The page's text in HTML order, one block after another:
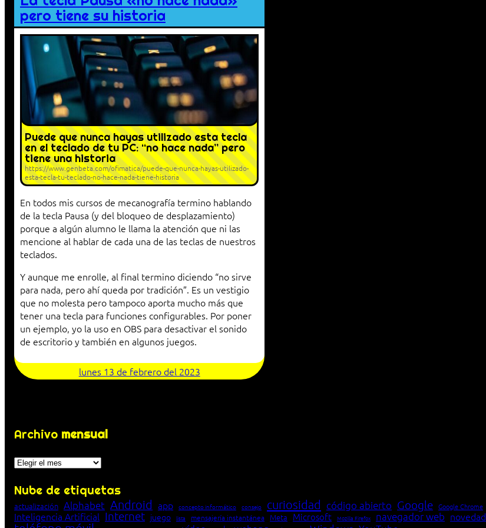
pero tiene su historia
Puede que nunca hayas utilizado esta tecla
en el teclado de tu PC: “no hace nada” pero
tiene una historia
https://www.genbeta.com/ofimatica/puede-que-nunca-hayas-utilizado-
esta-tecla-tu-teclado-no-hace-nada-tiene-historia
En todos mis cursos de mecanografía termino hablando
de la tecla Pausa (y del bloqueo de desplazamiento)
porque a algún alumno le llama la atención que ni las
mencione al hablar de cada una de las teclas de nuestros
teclados.
Y aunque me enrolle, al final termino diciendo “no sirve
para nada, pero ahí queda por tradición”. Es un vestigio
que no molesta pero tampoco aporta mucho más que
tener una tecla para funciones configurables. Por poner
un ejemplo, yo la uso en OBS para desactivar el sonido
de escritorio y también en algunos juegos.
lunes 13 de febrero del 2023
Archivo mensual
Archivos
Nube de etiquetas
actualización Alphabet Android app concepto informático consejo curiosidad código abierto Google Google Chrome
Inteligencia Artificial Internet juego lista mensajería instantánea Meta Microsoft Mozilla Firefox navegador web novedad